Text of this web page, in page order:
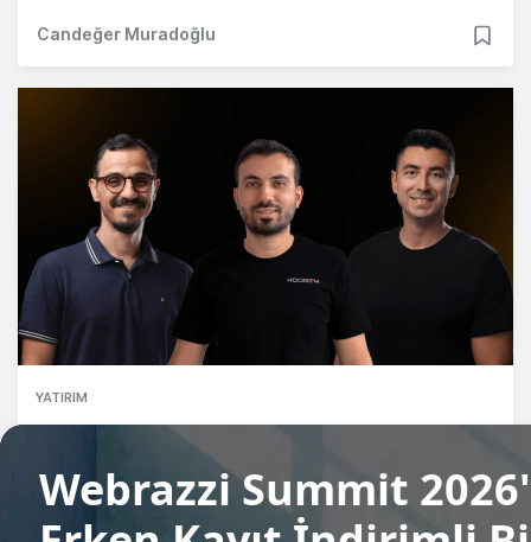
Candeğer Muradoğlu
YATIRIM
Giyilebilir sağlık teknolojileri geliştiren
Kodgem, 150 bin dolar yatırım aldı